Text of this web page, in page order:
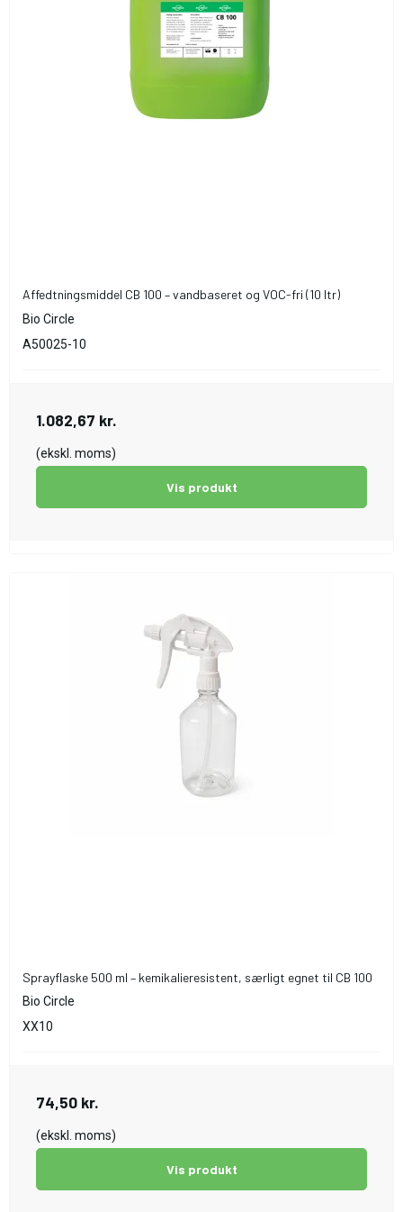
Affedtningsmiddel CB 100 – vandbaseret og VOC-fri (10 ltr)
Bio Circle
A50025-10
1.082,67 kr.
(ekskl. moms)
Vis produkt
Sprayflaske 500 ml – kemikalieresistent, særligt egnet til CB 100
Bio Circle
XX10
74,50 kr.
(ekskl. moms)
Vis produkt